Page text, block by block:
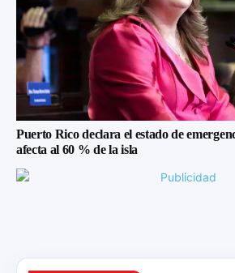
Puerto Rico declara el estado de
afecta al 60 % de la isla